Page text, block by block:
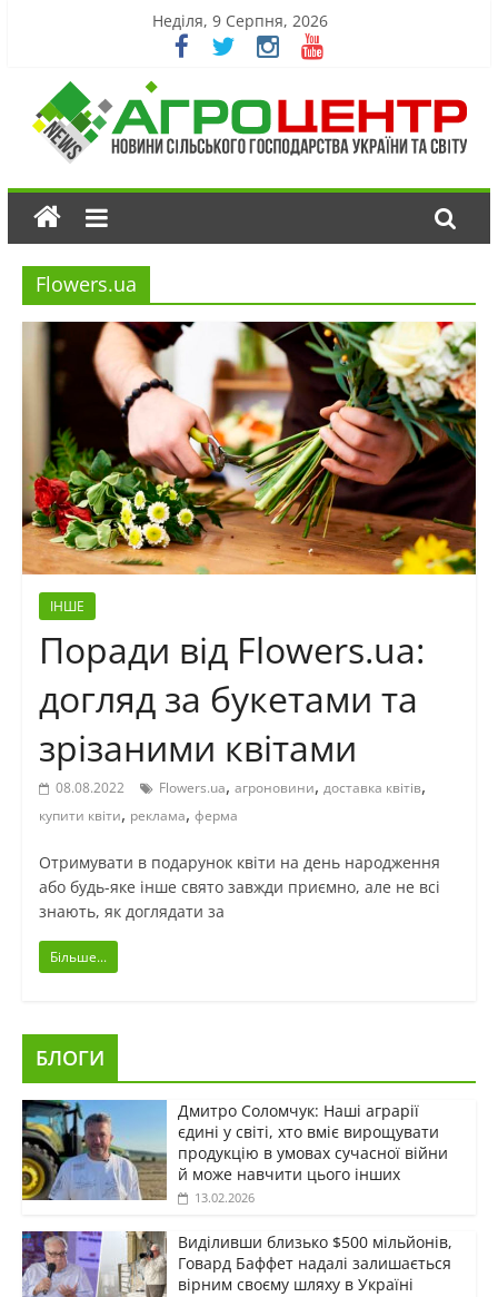
Неділя, 9 Серпня, 2026
Flowers.ua
ІНШЕ
Поради від Flowers.ua:
догляд за букетами та
зрізаними квітами
08.08.2022 Flowers.ua, агроновини, доставка квітів,
купити квіти, реклама, ферма
Отримувати в подарунок квіти на день народження
або будь-яке інше свято завжди приємно, але не всі
знають, як доглядати за
Більше...
БЛОГИ
Дмитро Соломчук: Наші аграрії
єдині у світі, хто вміє вирощувати
продукцію в умовах сучасної війни
й може навчити цього інших
13.02.2026
Виділивши близько $500 мільйонів,
Говард Баффет надалі залишається
вірним своєму шляху в Україні